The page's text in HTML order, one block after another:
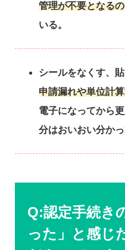
管理が不要となる
いる。
シールをなくす、
申請漏れや単位計
電子になってから
分はおいおい分かっ
Q:認定手続き
った」と感じ